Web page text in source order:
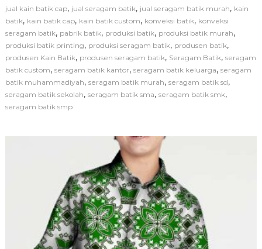
g
m
B
a
t
i
e
a
g
a
i
S
i
jual kain batik cap, jual seragam batik, jual seragam batik murah, kain
batik, kain batik cap, kain batik custom, konveksi batik, konveksi
seragam batik, pabrik batik, produksi batik, produksi batik murah,
produksi batik printing, produksi seragam batik, produsen batik,
produsen Kain Batik, produsen seragam batik, Seragam Batik, seragam
batik custom, seragam batik kantor, seragam batik keluarga, seragam
batik muhammadiyah, seragam batik murah, seragam batik sd,
seragam batik sekolah, seragam batik sma, seragam batik smk,
seragam batik smp